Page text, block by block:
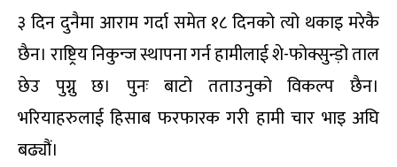
३ दिन दुनैमा आराम गर्दा समेत १८ दिनको त्यो थकाइ मरेकै
छैन। राष्ट्रिय निकुन्ज स्थापना गर्न हामीलाई शे-फोक्सुन्ड़ो ताल
छेउ पुग्नु छ। पुनः बाटो तताउनुको विकल्प छैन।
भरियाहरुलाई हिसाब फरफारक गरी हामी चार भाइ अघि
बढ्यौं।